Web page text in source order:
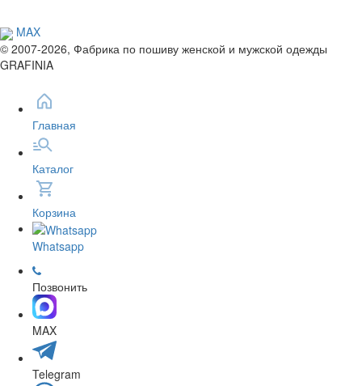
MAX
© 2007-2026, Фабрика по пошиву женской и мужской одежды
GRAFINIA
Главная
Каталог
Корзина
Whatsapp
Позвонить
MAX
Telegram